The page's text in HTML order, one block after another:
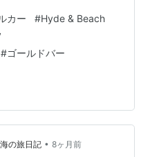
& Marketに到着。 ケーブ
る状態でした。 方向転
ていました。 ケーブル
ら乗り込んできて、
があり出発。船のオ
カー #Hyde & Beach
#ゴールドバー
の旅日記 • 8ヶ月前